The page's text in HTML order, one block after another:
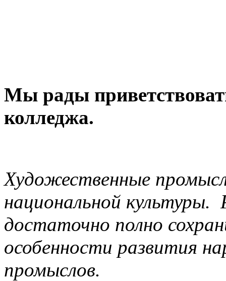
Мы рады
колледжа.
Художественные
национальной культуры.
достаточно полно
особенности развития
промыслов.